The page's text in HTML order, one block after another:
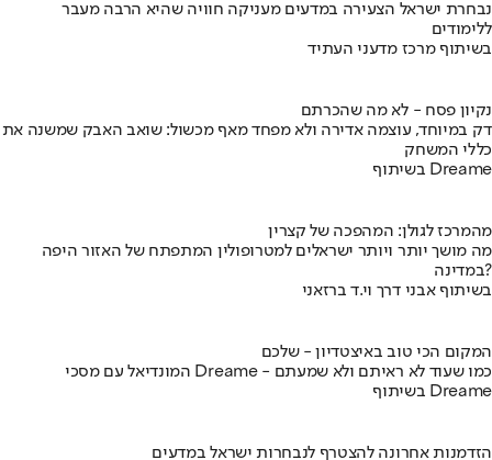
נבחרת ישראל הצעירה במדעים מעניקה חוויה שהיא הרבה מעבר
ללימודים
בשיתוף מרכז מדעני העתיד
נקיון פסח - לא מה שהכרתם
דק במיוחד, עוצמה אדירה ולא מפחד מאף מכשול: שואב האבק שמשנה את
כללי המשחק
בשיתוף Dreame
מהמרכז לגולן: המהפכה של קצרין
מה מושך יותר ויותר ישראלים למטרופולין המתפתח של האזור היפה
במדינה?
בשיתוף אבני דרך וי.ד ברזאני
המקום הכי טוב באיצטדיון - שלכם
המונדיאל עם מסכי Dreame - כמו שעוד לא ראיתם ולא שמעתם
בשיתוף Dreame
הזדמנות אחרונה להצטרף לנבחרות ישראל במדעים